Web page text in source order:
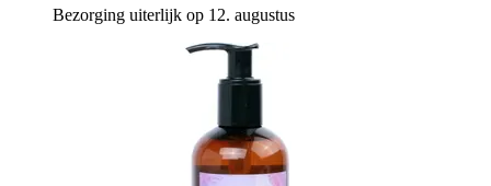
Bezorging uiterlijk op 12. augustus